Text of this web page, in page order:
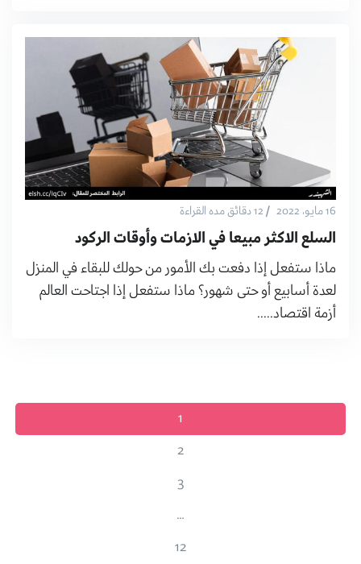
16 مايو، 2022 /12 دقائق مده القراءة
السلع الاكثر مبيعا في الازمات وأوقات الركود
ماذا ستفعل إذا دفعت بك الأمور من حولك للبقاء في المنزل
لعدة أسابيع أو حتى شهور؟ ماذا ستفعل إذا اجتاحت العالم
أزمة اقتصاد.....
1
2
3
…
12